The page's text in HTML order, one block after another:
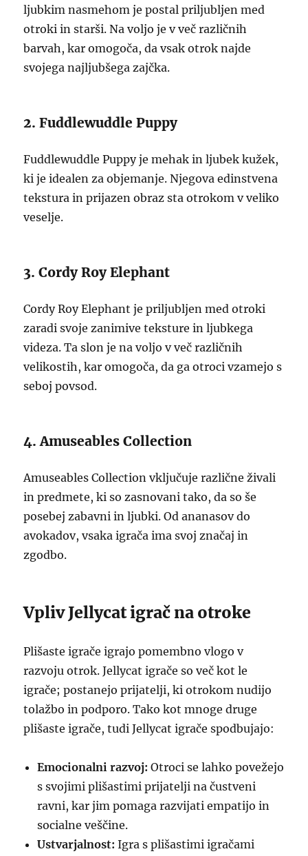
ljubkim nasmehom je postal priljubljen med
otroki in starši. Na voljo je v več različnih
barvah, kar omogoča, da vsak otrok najde
svojega najljubšega zajčka.
2. Fuddlewuddle Puppy
Fuddlewuddle Puppy je mehak in ljubek kužek,
ki je idealen za objemanje. Njegova edinstvena
tekstura in prijazen obraz sta otrokom v veliko
veselje.
3. Cordy Roy Elephant
Cordy Roy Elephant je priljubljen med otroki
zaradi svoje zanimive teksture in ljubkega
videza. Ta slon je na voljo v več različnih
velikostih, kar omogoča, da ga otroci vzamejo s
seboj povsod.
4. Amuseables Collection
Amuseables Collection vključuje različne živali
in predmete, ki so zasnovani tako, da so še
posebej zabavni in ljubki. Od ananasov do
avokadov, vsaka igrača ima svoj značaj in
zgodbo.
Vpliv Jellycat igrač na otroke
Plišaste igrače igrajo pomembno vlogo v
razvoju otrok. Jellycat igrače so več kot le
igrače; postanejo prijatelji, ki otrokom nudijo
tolažbo in podporo. Tako kot mnoge druge
plišaste igrače, tudi Jellycat igrače spodbujajo:
Emocionalni razvoj: Otroci se lahko povežejo
s svojimi plišastimi prijatelji na čustveni
ravni, kar jim pomaga razvijati empatijo in
socialne veščine.
Ustvarjalnost: Igra s plišastimi igračami